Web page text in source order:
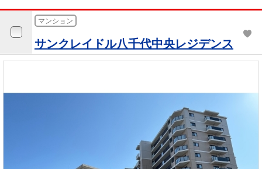
マンション
サンクレイドル八千代中央レジデンス